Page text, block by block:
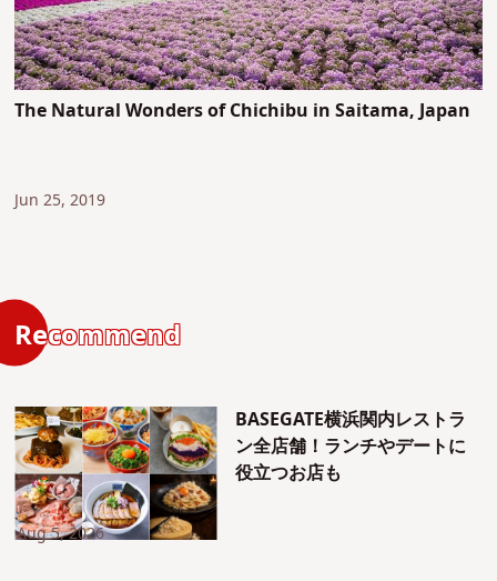
The Natural Wonders of Chichibu in Saitama, Japan
Jun 25, 2019
Recommend
BASEGATE横浜関内レストラ
ン全店舗！ランチやデートに
役立つお店も
Aug 5, 2026